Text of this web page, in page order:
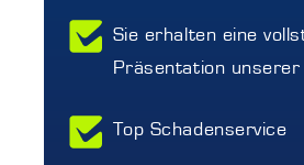
Sie erhalten eine
Präsentation unserer
Top Schadenservice